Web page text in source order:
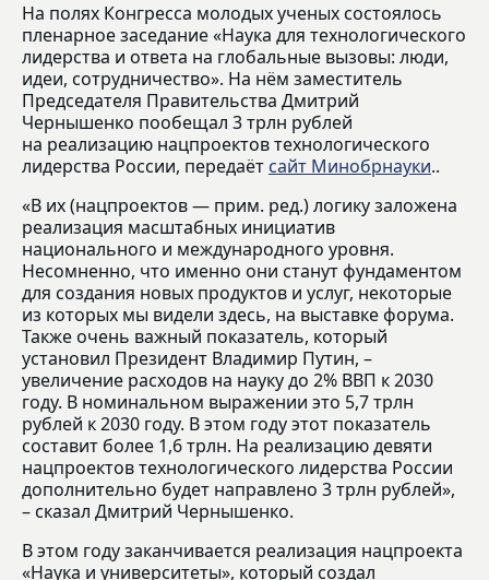
На полях Конгресса молодых ученых состоялось
пленарное заседание «Наука для технологического
лидерства и ответа на глобальные вызовы: люди,
идеи, сотрудничество». На нём заместитель
Председателя Правительства Дмитрий
Чернышенко пообещал 3 трлн рублей
на реализацию нацпроектов технологического
лидерства России, передаёт сайт Минобрнауки..
«В их (нацпроектов — прим. ред.) логику заложена
реализация масштабных инициатив
национального и международного уровня.
Несомненно, что именно они станут фундаментом
для создания новых продуктов и услуг, некоторые
из которых мы видели здесь, на выставке форума.
Также очень важный показатель, который
установил Президент Владимир Путин, –
увеличение расходов на науку до 2% ВВП к 2030
году. В номинальном выражении это 5,7 трлн
рублей к 2030 году. В этом году этот показатель
составит более 1,6 трлн. На реализацию девяти
нацпроектов технологического лидерства России
дополнительно будет направлено 3 трлн рублей»,
– сказал Дмитрий Чернышенко.
В этом году заканчивается реализация нацпроекта
«Наука и университеты», который создал